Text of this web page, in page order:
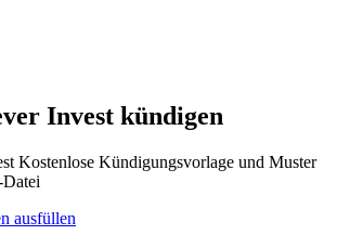
Invest kündigen
Kostenlose Kündigungsvorlage und Muster
ausfüllen